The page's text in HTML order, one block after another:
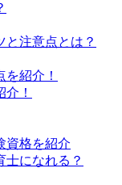
と注意点とは？
紹介！
！
資格を紹介
士になれる？